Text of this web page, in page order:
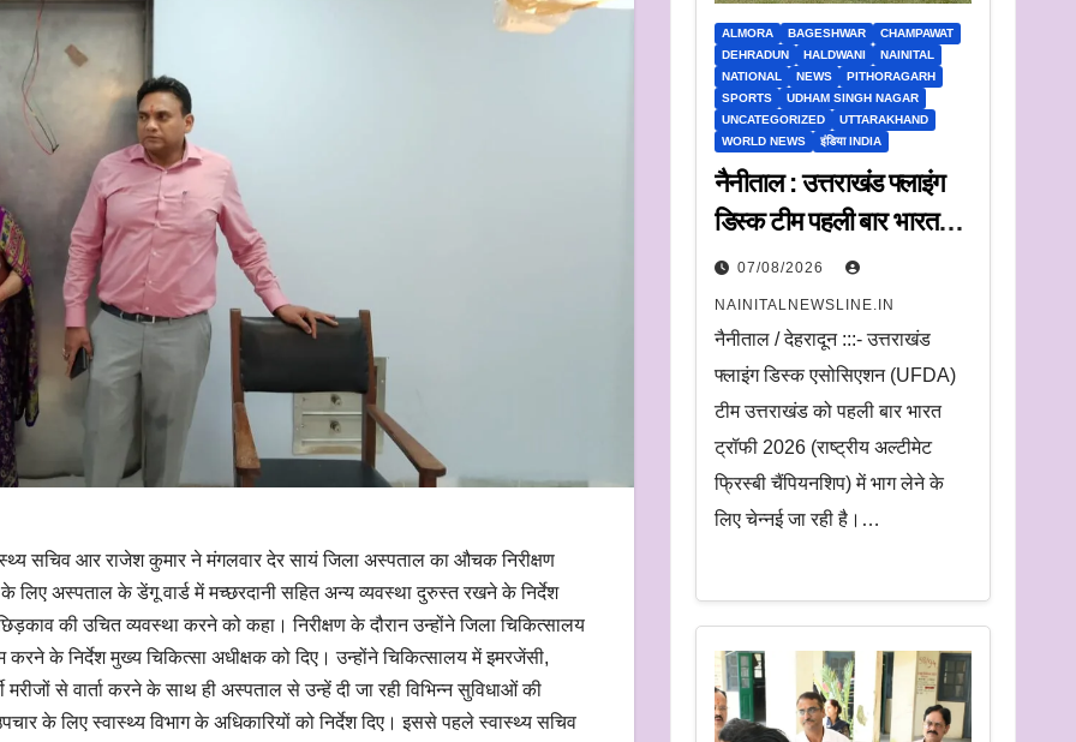
सचिव आर राजेश कुमार ने मंगलवार देर सायं जिला अस्पताल का औचक निरीक्षण
के लिए अस्पताल के डेंगू वार्ड में मच्छरदानी सहित अन्य व्यवस्था दुरुस्त रखने के निर्देश
की उचित व्यवस्था करने को कहा। निरीक्षण के दौरान उन्होंने जिला चिकित्सालय
के निर्देश मुख्य चिकित्सा अधीक्षक को दिए। उन्होंने चिकित्सालय में इमरजेंसी,
से वार्ता करने के साथ ही अस्पताल से उन्हें दी जा रही विभिन्न सुविधाओं की
के लिए स्वास्थ्य विभाग के अधिकारियों को निर्देश दिए। इससे पहले स्वास्थ्य सचिव
ALMORA BAGESHWAR
CHAMPAWAT
DEHRADUN
HALDWANI
NAINITAL
NATIONAL
NEWS
PITHORAGARH
SPORTS
UDHAM SINGH NAGAR
UNCATEGORIZED
UTTARAKHAND
WORLD NEWS
इंडिया INDIA
नैनीताल : उत्तराखंड फ्लाइंग
डिस्क टीम पहली बार भारत
ट्रॉफी में करेगी प्रतिभाग
07/08/2026
NAINITALNEWSLINE.IN
नैनीताल / देहरादून :::- उत्तराखंड
फ्लाइंग डिस्क एसोसिएशन (UFDA)
टीम उत्तराखंड को पहली बार भारत
ट्रॉफी 2026 (राष्ट्रीय अल्टीमेट
फ्रिस्बी चैंपियनशिप) में भाग लेने के
लिए चेन्नई जा रही है।…